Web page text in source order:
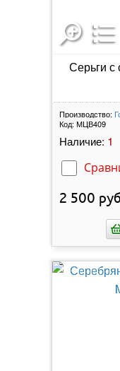
Серьги с
Производство:
Код: МЦВ409
Наличие: 1
2 500